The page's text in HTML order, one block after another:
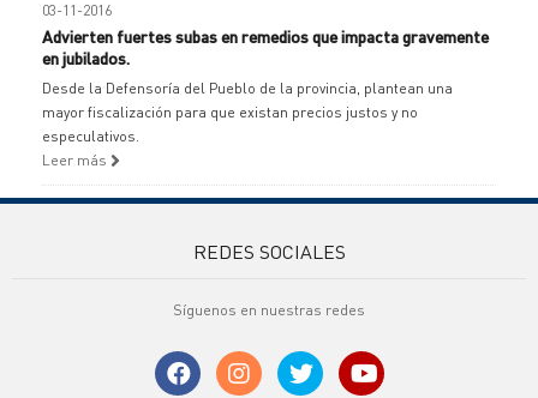
03-11-2016
Advierten fuertes subas en remedios que impacta gravemente
en jubilados.
Desde la Defensoría del Pueblo de la provincia, plantean una
mayor fiscalización para que existan precios justos y no
especulativos.
Leer más
REDES SOCIALES
Síguenos en nuestras redes